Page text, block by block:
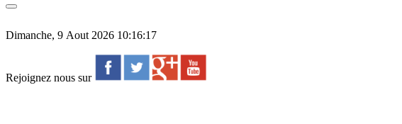
Dimanche, 9 Aout 2026 10:16:17
Rejoignez nous sur